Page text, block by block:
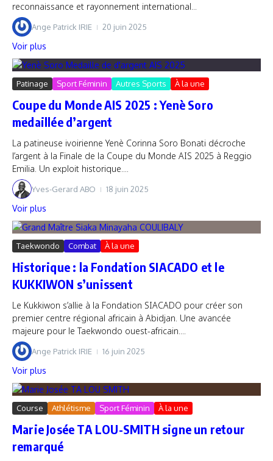
reconnaissance et rayonnement international...
Ange Patrick IRIE 20 juin 2025
Voir plus
Patinage Sport Féminin Autres Sports À la une
Coupe du Monde AIS 2025 : Yenè Soro
medaillée d’argent
La patineuse ivoirienne Yenè Corinna Soro Bonati décroche
l’argent à la Finale de la Coupe du Monde AIS 2025 à Reggio
Emilia. Un exploit historique....
Yves-Gerard ABO 18 juin 2025
Voir plus
Taekwondo Combat À la une
Historique : la Fondation SIACADO et le
KUKKIWON s’unissent
Le Kukkiwon s’allie à la Fondation SIACADO pour créer son
premier centre régional africain à Abidjan. Une avancée
majeure pour le Taekwondo ouest-africain....
Ange Patrick IRIE 16 juin 2025
Voir plus
Course Athlétisme Sport Féminin À la une
Marie Josée TA LOU-SMITH signe un retour
remarqué